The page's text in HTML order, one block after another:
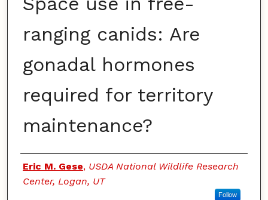
ranging canids: Are
gonadal hormones
required for territory
maintenance?
Authors
Eric M. Gese, USDA National Wildlife Research
Center, Logan, UT
Follow